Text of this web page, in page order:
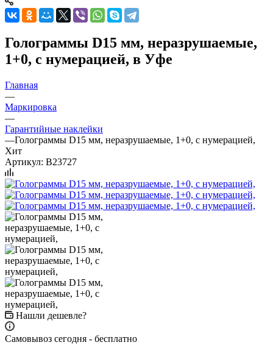
Голограммы D15 мм, неразрушаемые,
1+0, с нумерацией, в Уфе
Главная
—
Маркировка
—
Гарантийные наклейки
—Голограммы D15 мм, неразрушаемые, 1+0, с нумерацией,
Хит
Артикул: B23727
Нашли дешевле?
Самовывоз сегодня - бесплатно